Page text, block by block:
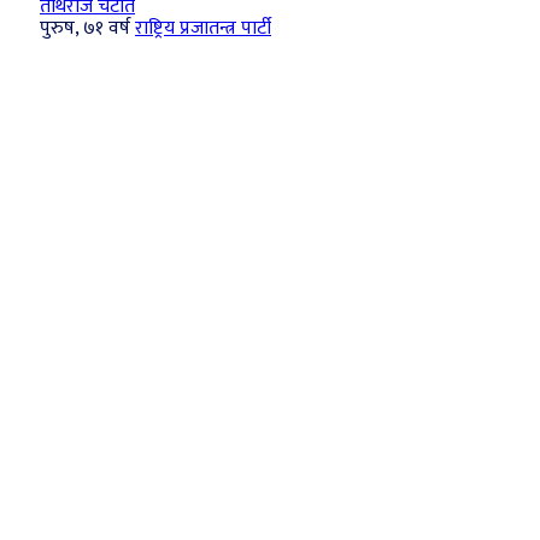
पुरुष, ७१ वर्षराष्ट्रिय प्रजातन्त्र पार्टी